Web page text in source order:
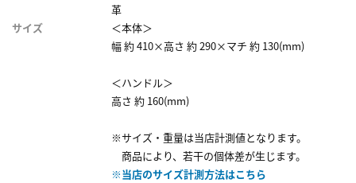
革
サイズ
＜本体＞
幅 約 410×高さ 約 290×マチ 約 130(mm)
＜ハンドル＞
高さ 約 160(mm)
※サイズ・重量は当店計測値となります。
商品により、若干の個体差が生じます。
※当店のサイズ計測方法はこちら